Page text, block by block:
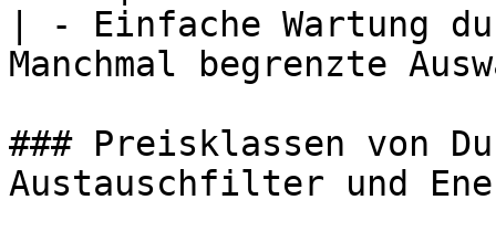
| - Einfache Wartung
Manchmal begrenzte
### Preisklassen von
Austauschfilter und